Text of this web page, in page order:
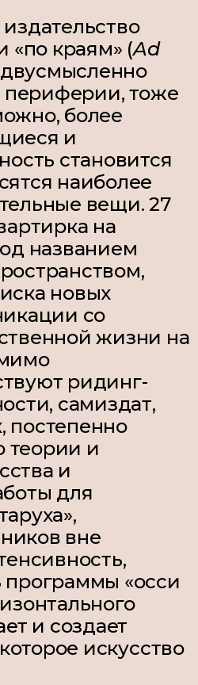
«по краям» (Ad
периферии, тоже
более
и
становится
наиболее
вещи. 27
на
названием
новых
со
жизни на
ридинг-
самиздат,
постепенно
теории и
и
для
вне
программы «осси
и создает
искусство